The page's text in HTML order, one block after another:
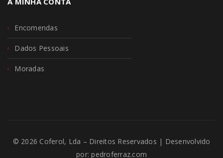
Encomendas
Dados Pessoais
Moradas
© 2026 Coferol, Lda – Direitos Reservados | Desenvolvido
por:pedroferraz.com